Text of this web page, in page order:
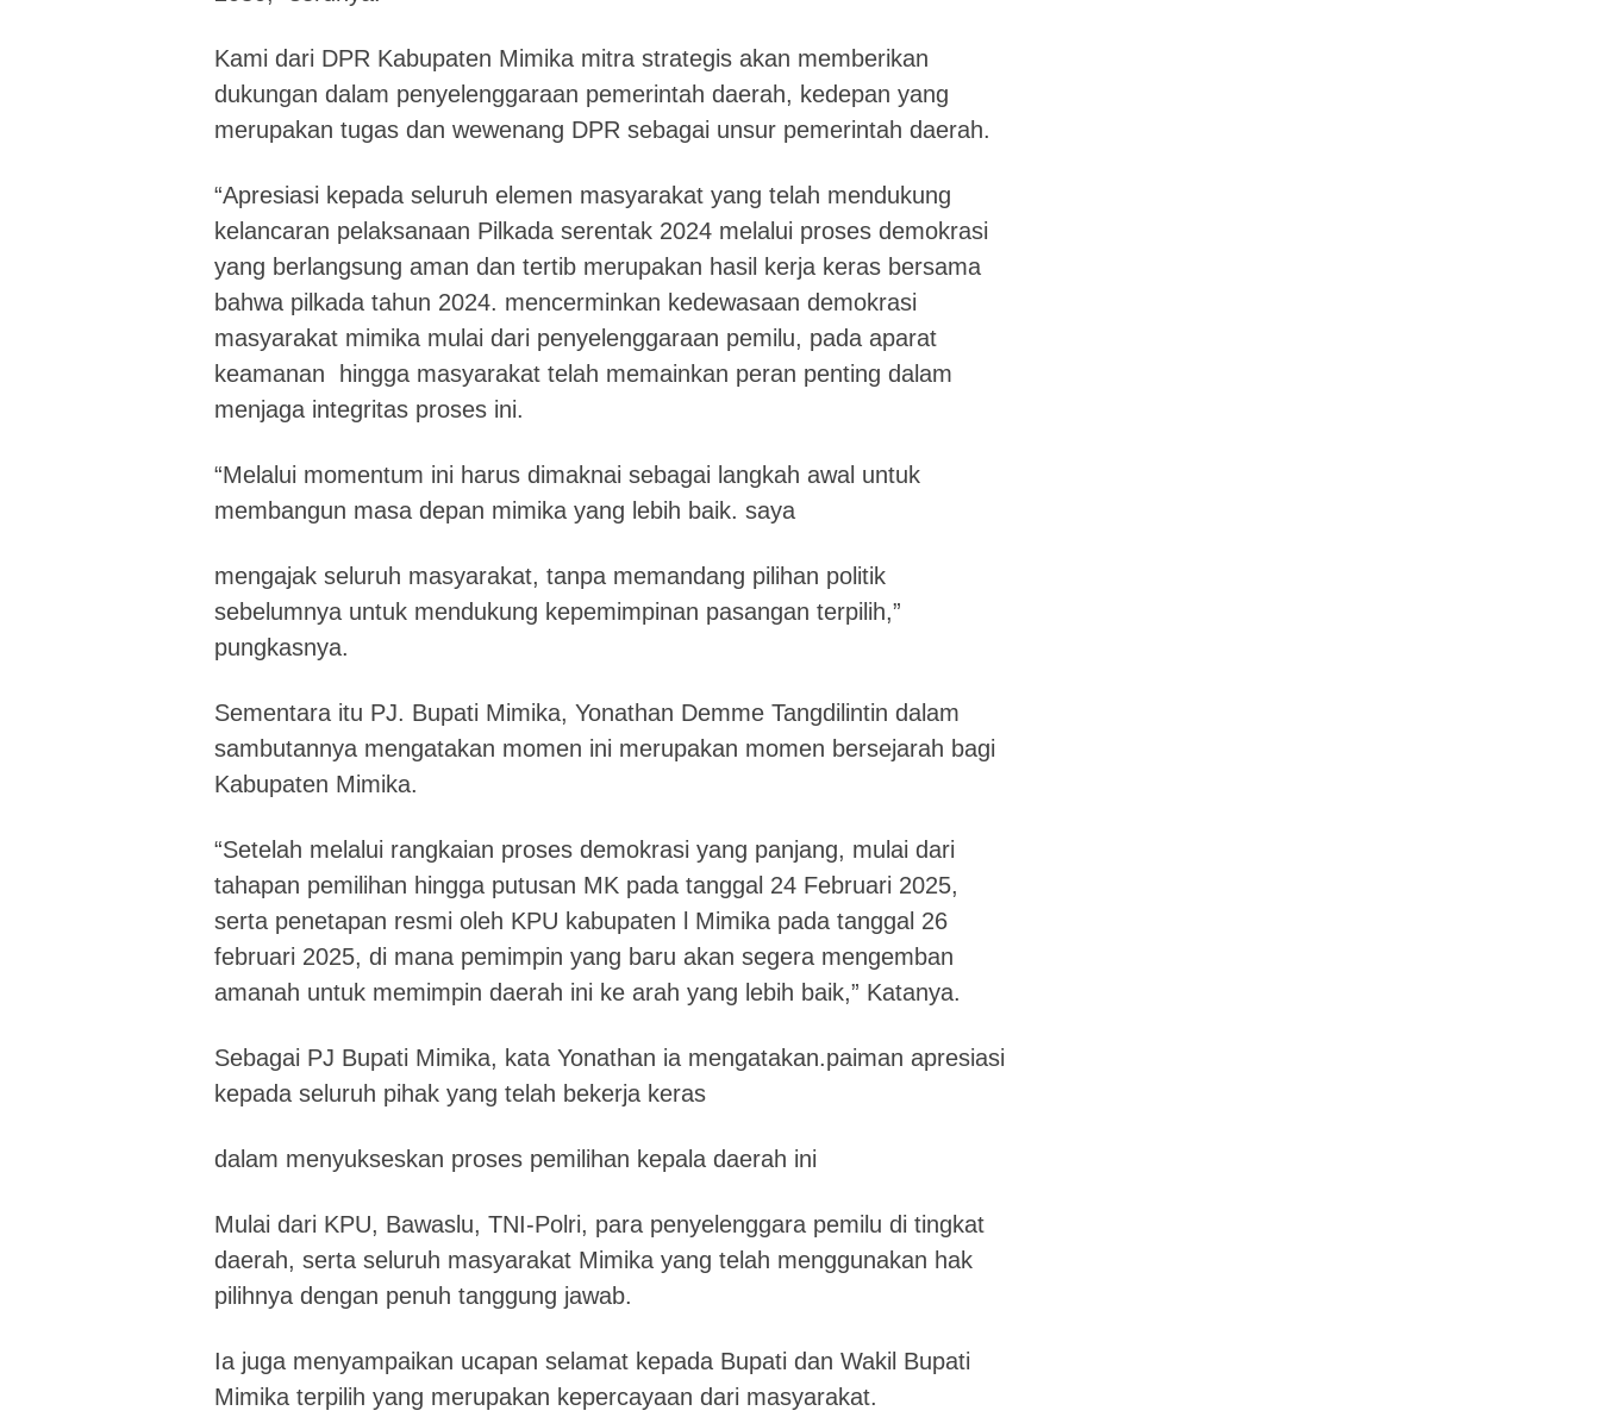
Kami dari DPR Kabupaten Mimika mitra strategis akan memberikan
dukungan dalam penyelenggaraan pemerintah daerah, kedepan yang
merupakan tugas dan wewenang DPR sebagai unsur pemerintah daerah.
“Apresiasi kepada seluruh elemen masyarakat yang telah mendukung
kelancaran pelaksanaan Pilkada serentak 2024 melalui proses demokrasi
yang berlangsung aman dan tertib merupakan hasil kerja keras bersama
bahwa pilkada tahun 2024. mencerminkan kedewasaan demokrasi
masyarakat mimika mulai dari penyelenggaraan pemilu, pada aparat
keamanan hingga masyarakat telah memainkan peran penting dalam
menjaga integritas proses ini.
“Melalui momentum ini harus dimaknai sebagai langkah awal untuk
membangun masa depan mimika yang lebih baik. saya
mengajak seluruh masyarakat, tanpa memandang pilihan politik
sebelumnya untuk mendukung kepemimpinan pasangan terpilih,”
pungkasnya.
Sementara itu PJ. Bupati Mimika, Yonathan Demme Tangdilintin dalam
sambutannya mengatakan momen ini merupakan momen bersejarah bagi
Kabupaten Mimika.
“Setelah melalui rangkaian proses demokrasi yang panjang, mulai dari
tahapan pemilihan hingga putusan MK pada tanggal 24 Februari 2025,
serta penetapan resmi oleh KPU kabupaten l Mimika pada tanggal 26
februari 2025, di mana pemimpin yang baru akan segera mengemban
amanah untuk memimpin daerah ini ke arah yang lebih baik,” Katanya.
Sebagai PJ Bupati Mimika, kata Yonathan ia mengatakan.paiman apresiasi
kepada seluruh pihak yang telah bekerja keras
dalam menyukseskan proses pemilihan kepala daerah ini
Mulai dari KPU, Bawaslu, TNI-Polri, para penyelenggara pemilu di tingkat
daerah, serta seluruh masyarakat Mimika yang telah menggunakan hak
pilihnya dengan penuh tanggung jawab.
Ia juga menyampaikan ucapan selamat kepada Bupati dan Wakil Bupati
Mimika terpilih yang merupakan kepercayaan dari masyarakat.